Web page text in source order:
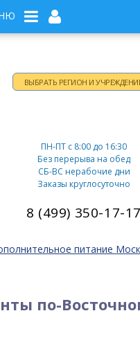
ВЫБРАТЬ РЕГИОН И
ПН-ПТ c 8:00 до 16:30
Без перерыва на обед
СБ-ВС нерабочие дни
Заказы круглосуточно
8 (499) 350-17-17
питание
по-